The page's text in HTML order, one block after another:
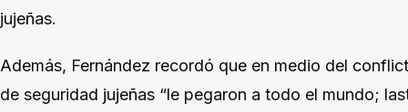
jujeñas.
Además, Fernández recordó que en medio del
de seguridad jujeñas “le pegaron a todo el mundo;